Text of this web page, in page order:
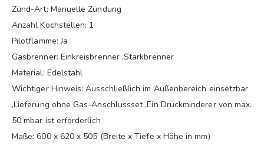
Zünd-Art: Manuelle Zündung
Anzahl Kochstellen: 1
Pilotflamme: Ja
Gasbrenner: Einkreisbrenner ,Starkbrenner
Material: Edelstahl
Wichtiger Hinweis: Ausschließlich im Außenbereich einsetzbar
,Lieferung ohne Gas-Anschlussset ,Ein Druckminderer von max.
50 mbar ist erforderlich
Maße: 600 x 620 x 505 (Breite x Tiefe x Höhe in mm)